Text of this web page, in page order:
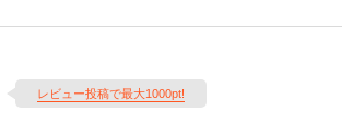
レビュー投稿で最大1000pt!